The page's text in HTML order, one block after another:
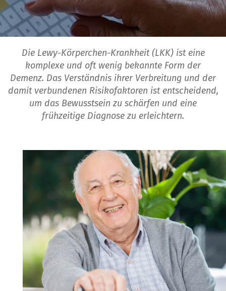
Die Lewy-Körperchen-Krankheit (LKK) ist eine
komplexe und oft wenig bekannte Form der
Demenz. Das Verständnis ihrer Verbreitung und der
damit verbundenen Risikofaktoren ist entscheidend,
um das Bewusstsein zu schärfen und eine
frühzeitige Diagnose zu erleichtern.